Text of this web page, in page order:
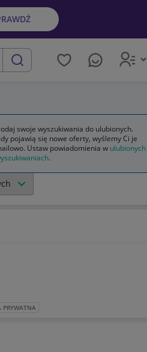
szukaj
PRYWATNA
swoje wyszukiwania do ulubionych.
pojawią się nowe oferty, wyślemy Ci je
Ustaw powiadomienia w ulubionych
.